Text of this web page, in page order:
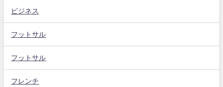
ビジネス
フットサル
フットサル
フレンチ